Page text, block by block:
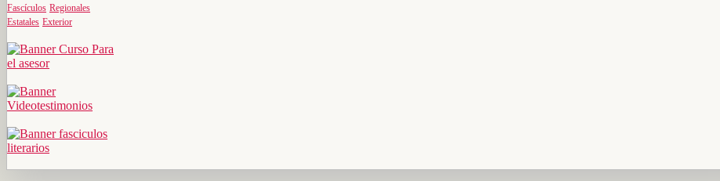
Fascículos Regionales
Estatales Exterior